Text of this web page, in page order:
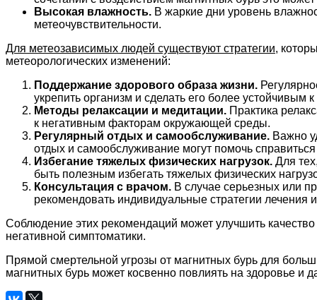
Высокая влажность. В жаркие дни уровень
метеочувствительности.
Для метеозависимых людей существуют стратегии,
метеорологических изменений:
Поддержание здорового образа жизни.
укрепить организм и сделать его более устойчивым
Методы релаксации и медитации. Практика
к негативным факторам окружающей среды.
Регулярный отдых и самообслуживание. Важно
отдых и самообслуживание могут помочь
Избегание тяжелых физических нагрузок. Для
быть полезным избегать тяжелых физических
Консультация с врачом. В случае серьезных или
рекомендовать индивидуальные стратегии лечения
Соблюдение этих рекомендаций может улучшить
негативной симптоматики.
Прямой смертельной угрозы от магнитных бурь для
магнитных бурь может косвенно повлиять на здоровье и